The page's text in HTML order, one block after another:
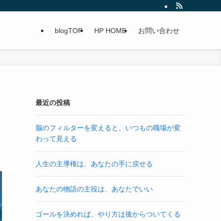
blogTOP HP HOME お問い合わせ
最近の投稿
脳のフィルターを変えると、いつもの職場が変
わって見える
人生の主導権は、あなたの手に戻せる
あなたの物語の主役は、あなたでいい
ゴールを決めれば、やり方は後からついてくる